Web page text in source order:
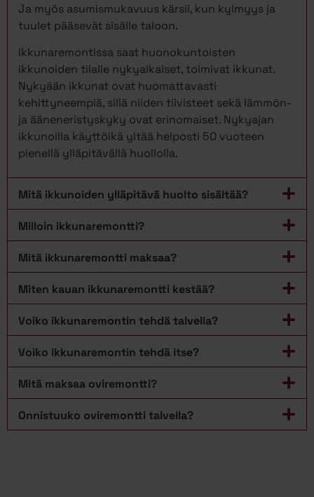
Ja myös asumismukavuus kärsii, kun kylmyys ja
tuulet pääsevät sisälle taloon.
Ikkunaremontissa saat huonokuntoisten
ikkunoiden tilalle nykyaikaiset, toimivat ikkunat.
Nykyään ikkunat ovat huomattavasti
kehittyneempiä, sillä niiden tiivisteet sekä lämmön-
ja ääneneristyskyky ovat erinomaiset. Nykyajan
ikkunoilla käyttöikä yltää helposti 50 vuoteen
pienellä ylläpitävällä huollolla.
Mitä ikkunoiden ylläpitävä huolto sisältää?
Milloin ikkunaremontti?
Mitä ikkunaremontti maksaa?
Miten kauan ikkunaremontti kestää?
Voiko ikkunaremontin tehdä talvella?
Voiko ikkunaremontin tehdä itse?
Mitä maksaa oviremontti?
Onnistuuko oviremontti talvella?